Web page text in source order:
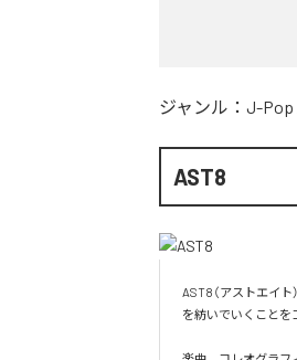
ジャンル： J-Pop
AST8
AST8（アストエイ
を紡いでいくことを